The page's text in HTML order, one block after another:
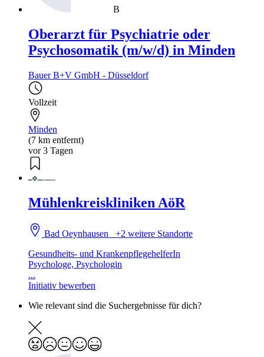
B
Oberarzt für Psychiatrie oder
Psychosomatik (m/w/d) in Minden
Bauer B+V GmbH - Düsseldorf
Vollzeit
Minden
(7 km entfernt)
vor 3 Tagen
Mühlenkreiskliniken AöR
Bad Oeynhausen+2 weitere Standorte
Gesundheits- und KrankenpflegehelferIn
Psychologe, Psychologin
...
Initiativ bewerben
Wie relevant sind die Suchergebnisse für dich?